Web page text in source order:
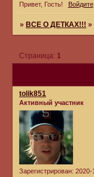
Привет, Гость! Войдите
» ВСЕ О ДЕТКАХ!!! »
Страница: 1
tolik851
Активный участник
Зарегистрирован: 2020-